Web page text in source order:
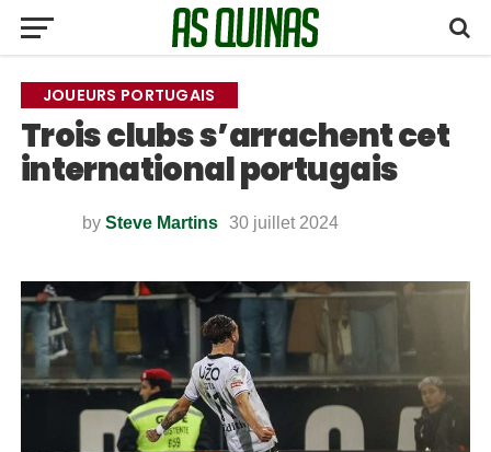
JOUEURS PORTUGAIS
Trois clubs s’arrachent cet
international portugais
by Steve Martins 30 juillet 2024